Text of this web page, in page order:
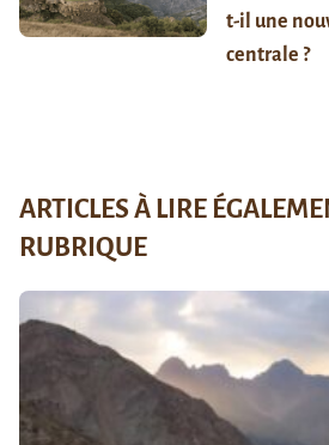
t-il une
centrale ?
ARTICLES À LIRE
RUBRIQUE